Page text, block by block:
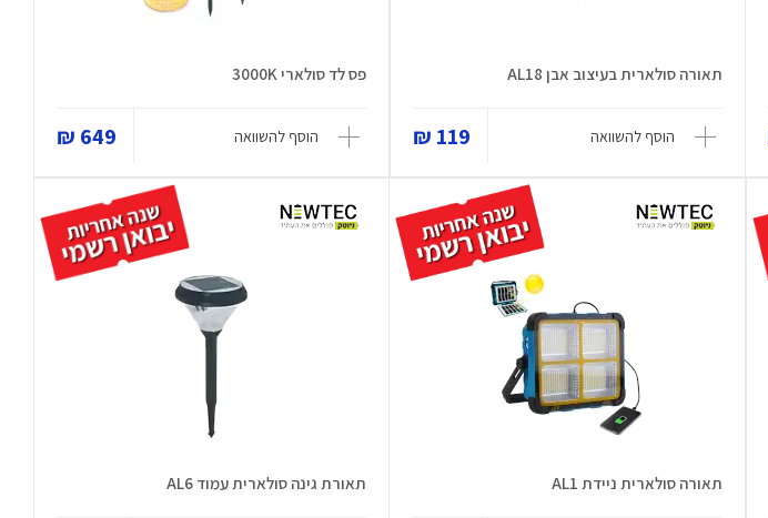
תאורה סולארית בעיצוב אבן AL18
הוסף להשוואה 119 ₪
פס לד סולארי 3000K
הוסף להשוואה 649 ₪
תאורה סולארית ניידת AL1 תאורת גינה סולארית עמוד AL6